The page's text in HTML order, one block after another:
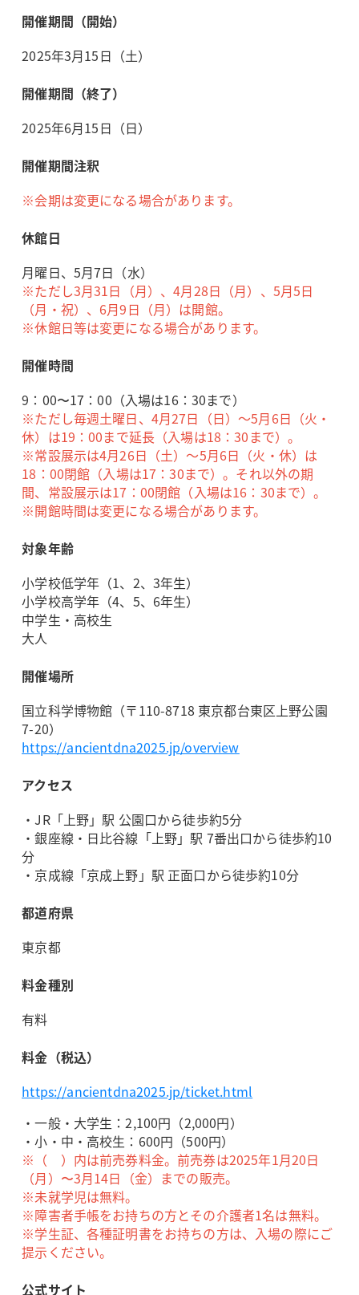
開催期間（開始）
2025年3月15日（土）
開催期間（終了）
2025年6月15日（日）
開催期間注釈
※会期は変更になる場合があります。
休館日
月曜日、5月7日（水）
※ただし3月31日（月）、4月28日（月）、5月5日
（月・祝）、6月9日（月）は開館。
※休館日等は変更になる場合があります。
開催時間
9：00〜17：00（入場は16：30まで）
※ただし毎週土曜日、4月27日（日）～5月6日（火・
休）は19：00まで延長（入場は18：30まで）。
※常設展示は4月26日（土）～5月6日（火・休）は
18：00閉館（入場は17：30まで）。それ以外の期
間、常設展示は17：00閉館（入場は16：30まで）。
※開館時間は変更になる場合があります。
対象年齢
小学校低学年（1、2、3年生）
小学校高学年（4、5、6年生）
中学生・高校生
大人
開催場所
国立科学博物館（〒110-8718 東京都台東区上野公園
7-20）
https://ancientdna2025.jp/overview
アクセス
・JR「上野」駅 公園口から徒歩約5分
・銀座線・日比谷線「上野」駅 7番出口から徒歩約10
分
・京成線「京成上野」駅 正面口から徒歩約10分
都道府県
東京都
料金種別
有料
料金（税込）
https://ancientdna2025.jp/ticket.html
・一般・大学生：2,100円（2,000円）
・小・中・高校生：600円（500円）
※（ ）内は前売券料金。前売券は2025年1月20日
（月）〜3月14日（金）までの販売。
※未就学児は無料。
※障害者手帳をお持ちの方とその介護者1名は無料。
※学生証、各種証明書をお持ちの方は、入場の際にご
提示ください。
公式サイト